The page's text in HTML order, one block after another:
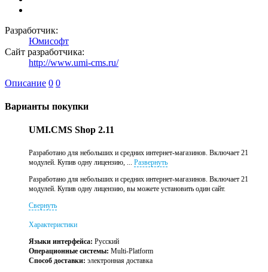
Разработчик:
Юмисофт
Сайт разработчика:
http://www.umi-cms.ru/
Описание 0 0
Варианты покупки
UMI.CMS Shop 2.11
Разработано для небольших и средних интернет-магазинов. Включает 21
модулей. Купив одну лицензию, ... Развернуть
Разработано для небольших и средних интернет-магазинов. Включает 21
модулей. Купив одну лицензию, вы можете установить один сайт.
Свернуть
Характеристики
Языки интерфейса: Русский
Операционные системы: Multi-Platform
Способ доставки: электронная доставка